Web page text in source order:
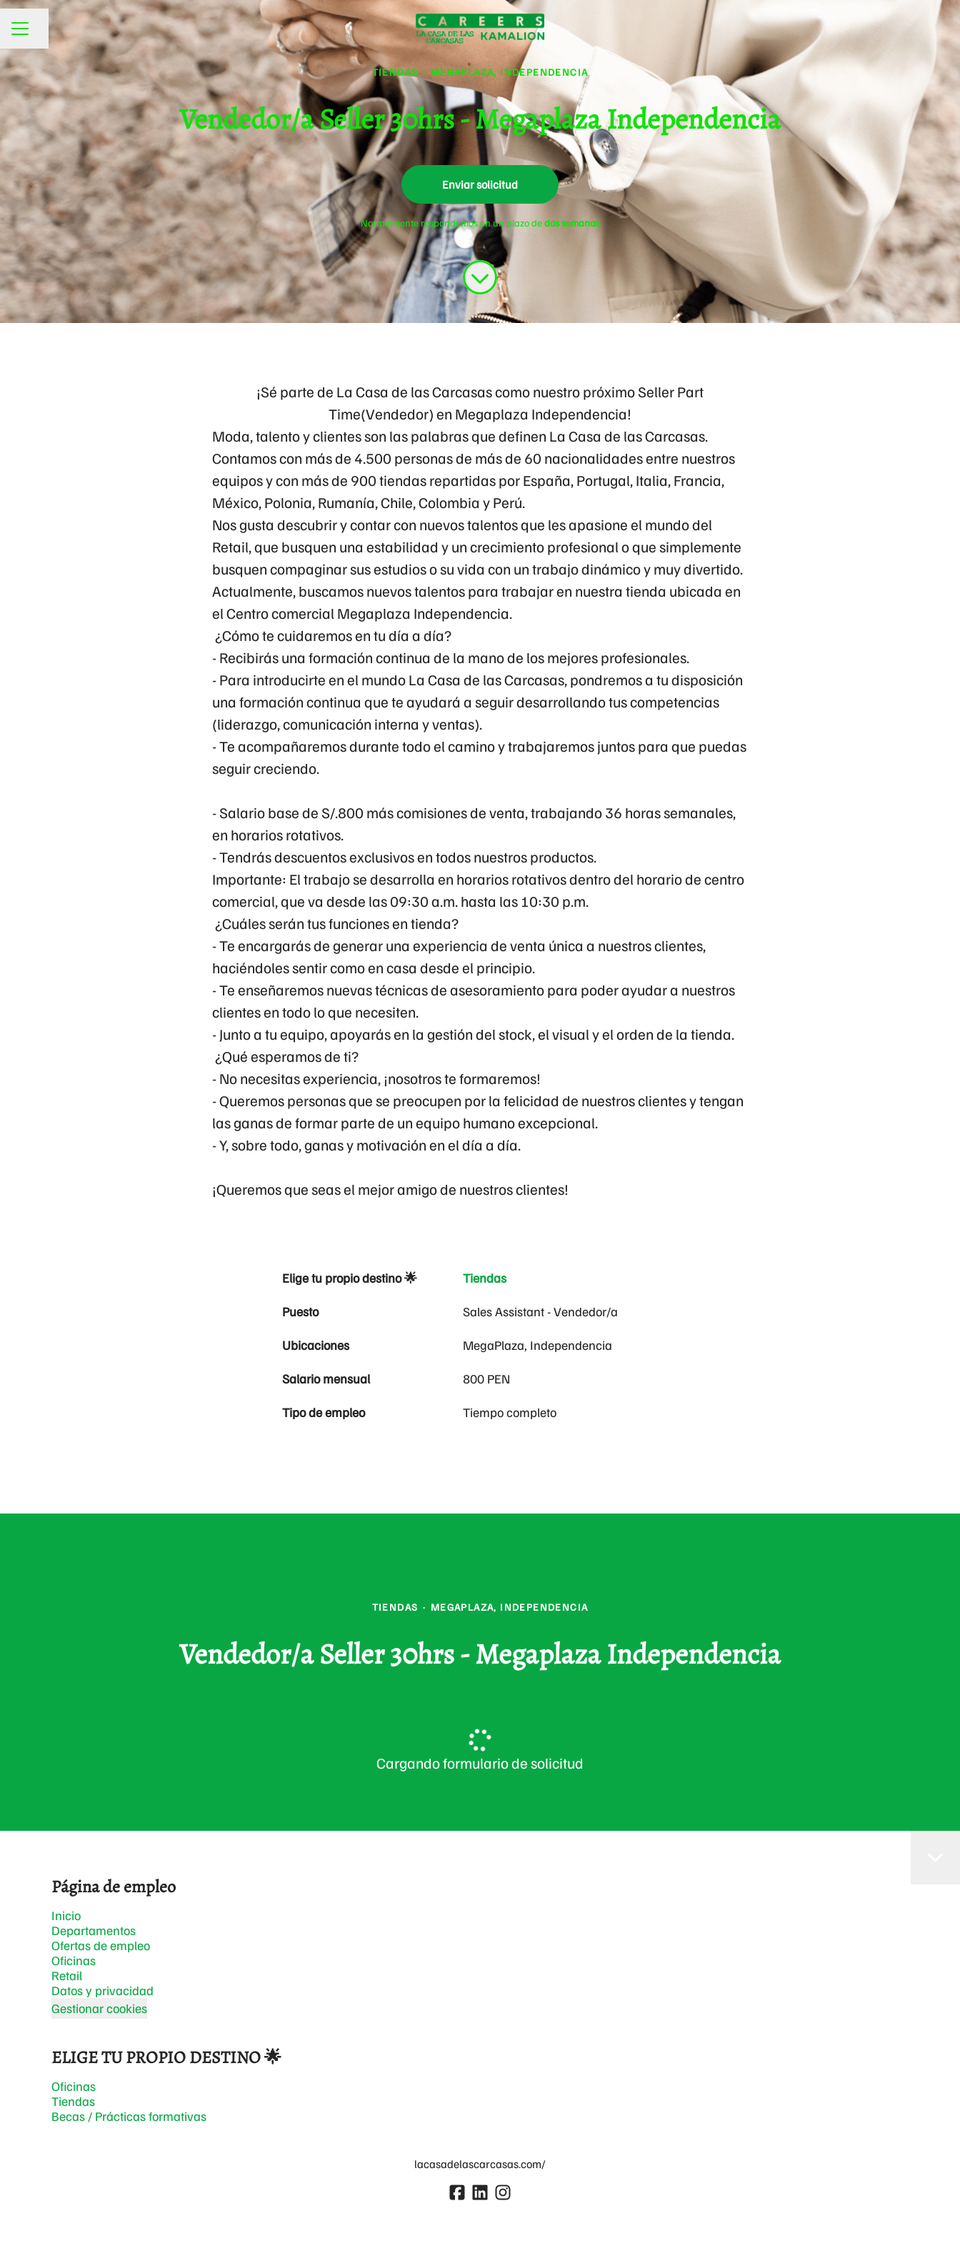
MENÚ DE EMPLEO
Compartir página
TIENDAS · MEGAPLAZA, INDEPENDENCIA
Vendedor/a Seller 30hrs - Megaplaza Independencia
Enviar solicitud
Normalmente respondemos en un plazo dedos semanas
¡Sé parte de La Casa de las Carcasas como nuestro próximo Seller Part
Time(Vendedor) en Megaplaza Independencia!
Moda, talento y clientes son las palabras que definen La Casa de las Carcasas.
Contamos con más de 4.500 personas de más de 60 nacionalidades entre nuestros
equipos y con más de 900 tiendas repartidas por España, Portugal, Italia, Francia,
México, Polonia, Rumanía, Chile, Colombia y Perú.
Nos gusta descubrir y contar con nuevos talentos que les apasione el mundo del
Retail, que busquen una estabilidad y un crecimiento profesional o que simplemente
busquen compaginar sus estudios o su vida con un trabajo dinámico y muy divertido.
Actualmente, buscamos nuevos talentos para trabajar en nuestra tienda ubicada en
el Centro comercial Megaplaza Independencia.
¿Cómo te cuidaremos en tu día a día?
- Recibirás una formación continua de la mano de los mejores profesionales.
- Para introducirte en el mundo La Casa de las Carcasas, pondremos a tu disposición
una formación continua que te ayudará a seguir desarrollando tus competencias
(liderazgo, comunicación interna y ventas).
- Te acompañaremos durante todo el camino y trabajaremos juntos para que puedas
seguir creciendo.
- Salario base deS/.800 más comisiones de venta, trabajando 36 horas semanales,
en horarios rotativos.
- Tendrás descuentos exclusivos en todos nuestros productos.
Importante: El trabajo se desarrolla en horarios rotativos dentro del horario de centro
comercial, que va desde las09:30 a.m. hasta las 10:30 p.m.
¿Cuáles serán tus funciones en tienda?
- Te encargarás de generar una experiencia de venta única a nuestros clientes,
haciéndoles sentir como en casa desde el principio.
- Te enseñaremos nuevas técnicas de asesoramiento para poder ayudar a nuestros
clientes en todo lo que necesiten.
- Junto a tu equipo, apoyarás en la gestión del stock, el visual y el orden de la tienda.
¿Qué esperamos de ti?
- No necesitas experiencia, ¡nosotros te formaremos!
- Queremos personas que se preocupen por la felicidad de nuestros clientes y tengan
las ganas de formar parte de un equipo humano excepcional.
- Y, sobre todo, ganas y motivación en el día a día.
¡Queremos que seas el mejor amigo de nuestros clientes!
Elige tu propio destino 🌟 Tiendas
Puesto Sales Assistant - Vendedor/a
Ubicaciones MegaPlaza, Independencia
Salario mensual 800 PEN
Tipo de empleo Tiempo completo
TIENDAS · MEGAPLAZA, INDEPENDENCIA
Vendedor/a Seller 30hrs - Megaplaza Independencia
Cargando formulario de solicitud
Página de empleo
Inicio
Departamentos
Ofertas de empleo
Oficinas
Retail
Datos y privacidad
Gestionar cookies
ELIGE TU PROPIO DESTINO 🌟
Oficinas
Tiendas
Becas / Prácticas formativas
lacasadelascarcasas.com/